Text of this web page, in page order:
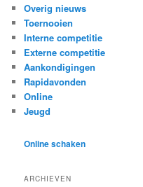
Overig nieuws
Toernooien
Interne competitie
Externe competitie
Aankondigingen
Rapidavonden
Online
Jeugd
Online schaken
ARCHIEVEN